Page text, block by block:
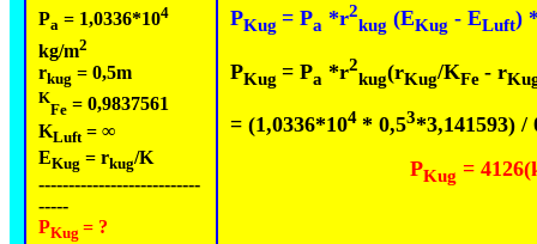
Pa = 1,0336*104
kg/m2
rkug = 0,5m
K
Fe = 0,9837561
KLuft = ∞
EKug = rkug/K
---------------------------
-----
PKug = ?
PKug = Pa *r2
kug (EKug - ELuft)
PKug = Pa *r2
kug(rKug/KFe - r
= (1,0336*104 * 0,53*3,141593) /
PKug = 4126